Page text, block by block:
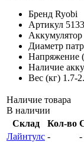
Бренд Ryobi
Артикул
Диаметр
Напряжение
Наличие
Вес (кг) 1.7-
Наличие товара
В наличии
Склад
Кол-во
Лайнтулс -
-